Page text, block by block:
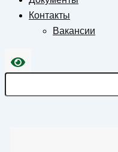
Контакты
Вакансии